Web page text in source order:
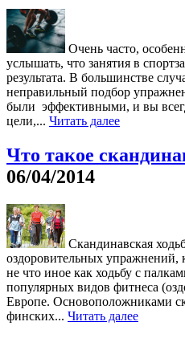
Очень часто,
услышать, что занятия в
результата. В большинстве
неправильный подбор
были эффективными, и вы
цели,... Читать далее
Что такое
06/04/2014
Скандинавская
оздоровительных упражнений,
не что иное как ходьбу с
популярных видов фитнеса
Европе. Основоположниками
финских... Читать далее